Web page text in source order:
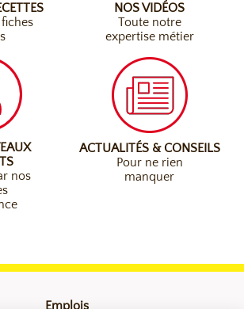
NOS VIDÉOS
Toute notre
expertise métier
nos
ACTUALITÉS & CONSEILS
Pour ne rien
manquer